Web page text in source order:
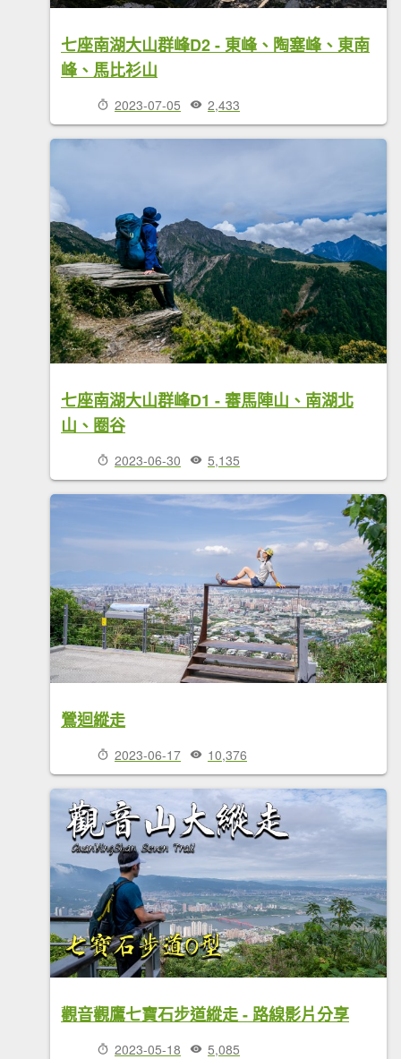
七座南湖大山群峰D2 - 東峰、陶塞峰、東南
峰、馬比衫山
2023-07-05 2,433
七座南湖大山群峰D1 - 審馬陣山、南湖北
山、圈谷
2023-06-30 5,135
鶯迴縱走
2023-06-17 10,376
觀音觀鷹七寶石步道縱走 - 路線影片分享
2023-05-18 5,085